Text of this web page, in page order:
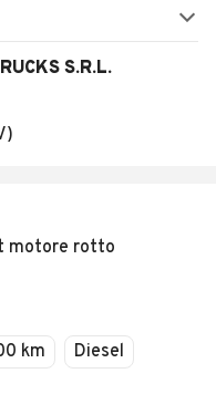
S.R.L.
motore rotto
km
Diesel